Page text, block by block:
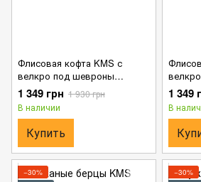
Флисовая кофта KMS с
велкро под шевроны
пиксель размер S
1 349 грн 1 930 грн
В наличии
Купить
1 349
В
−30%
−30%